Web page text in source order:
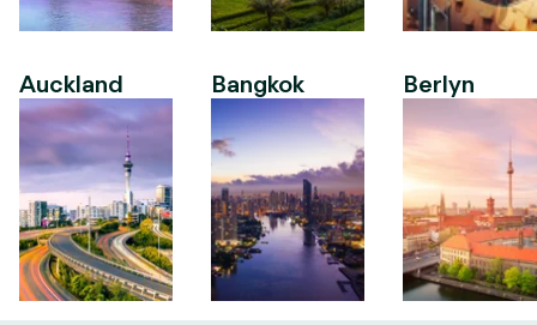
Auckland Bangkok Berlyn